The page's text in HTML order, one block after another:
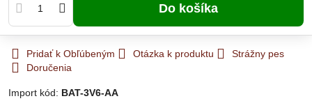
Do košíka
Pridať k Obľúbeným Otázka k produktu
Strážny pes
Doručenia
Import kód: BAT-3V6-AA